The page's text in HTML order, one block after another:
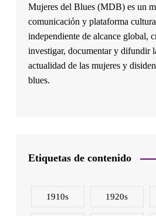
Mujeres del Blues (MDB) es un
comunicación y plataforma
independiente de alcance global,
investigar, documentar y difundir
actualidad de las mujeres y
blues.
Etiquetas de contenido
1910s 1920s